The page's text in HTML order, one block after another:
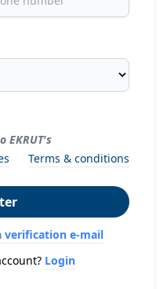
EKRUT's
Terms & conditions
verification e-mail
Login